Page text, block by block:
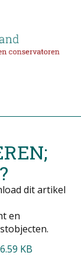
dit artikel
en
KB